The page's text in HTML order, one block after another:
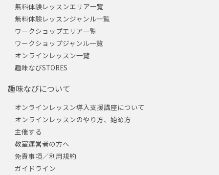
無料体験レッスンエリア一覧
無料体験レッスンジャンル一覧
ワークショップエリア一覧
ワークショップジャンル一覧
オンラインレッスン一覧
趣味なびSTORES
趣味なびについて
オンラインレッスン導入支援講座について
オンラインレッスンのやり方、始め方
主催する
教室運営者の方へ
免責事項／利用規約
ガイドライン